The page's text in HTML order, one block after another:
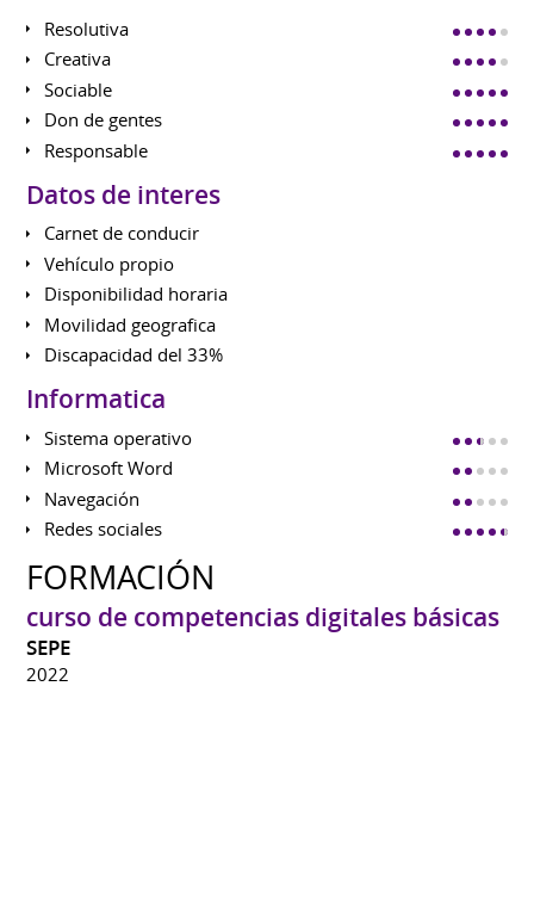
Resolutiva
Creativa
Sociable
Don de gentes
Responsable
Datos de interes
Carnet de conducir
Vehículo propio
Disponibilidad horaria
Movilidad geografica
Discapacidad del 33%
Informatica
Sistema operativo
Microsoft Word
Navegación
Redes sociales
FORMACIÓN
curso de competencias digitales básicas
SEPE
2022